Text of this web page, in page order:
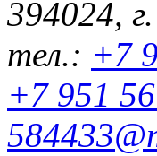
394024,
тел.: +7
+7 951